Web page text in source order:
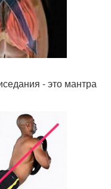
- это мантра